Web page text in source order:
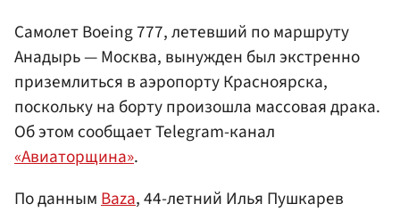
Самолет Boeing 777, летевший по маршруту
Анадырь — Москва, вынужден был экстренно
приземлиться в аэропорту Красноярска,
поскольку на борту произошла массовая драка.
Об этом сообщает Telegram-канал
«Авиаторщина».
По даннымBaza, 44-летний Илья Пушкарев